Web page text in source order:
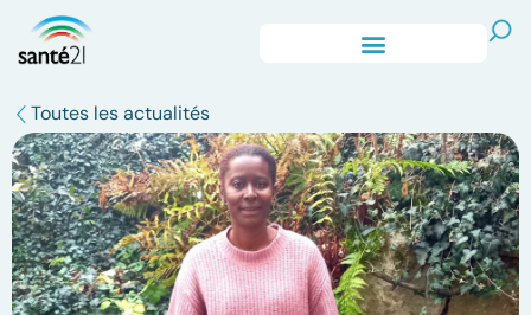
Toutes les actualités